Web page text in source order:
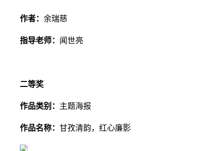
作者： 余瑞慈
指导老师： 闻世亮
二等奖
作品类别： 主题海报
作品名称： 甘孜清韵，红心廉影